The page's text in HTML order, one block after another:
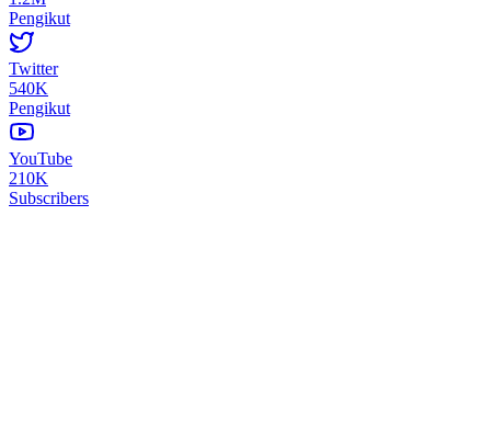
Pengikut
Twitter
540K
Pengikut
YouTube
210K
Subscribers